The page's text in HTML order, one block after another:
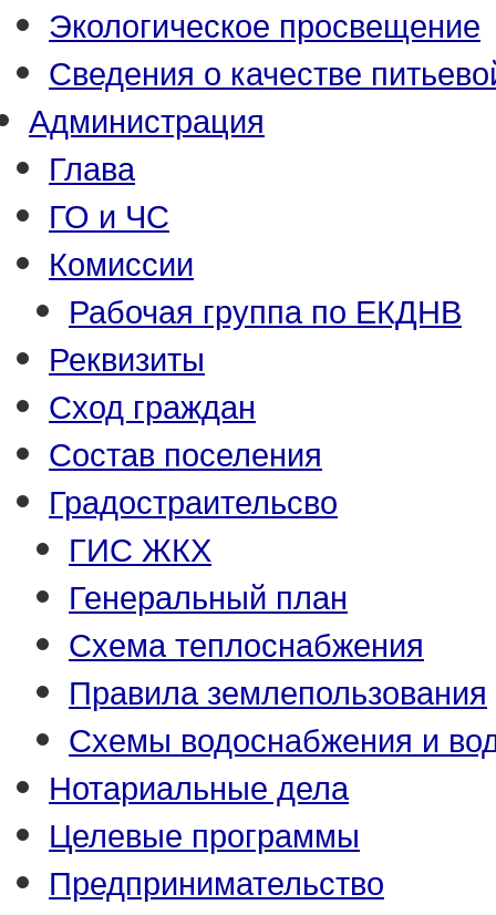
Экологическое просвещение
Сведения о качестве
Администрация
Глава
ГО и ЧС
Комиссии
Рабочая группа по ЕКДНВ
Реквизиты
Сход граждан
Состав поселения
Градостраительсво
ГИС ЖКХ
Генеральный план
Схема теплоснабжения
Правила землепользования
Схемы водоснабжения и
Нотариальные дела
Целевые программы
Предпринимательство